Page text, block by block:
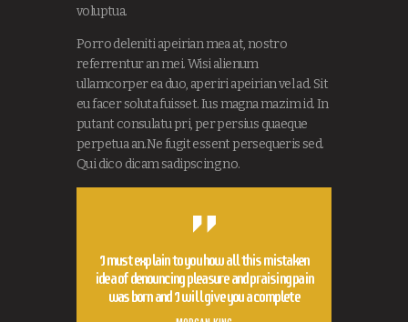
voluptua.
Porro deleniti apeirian mea at, nostro
referrentur an mei. Wisi alienum
ullamcorper ea duo, aperiri apeirian vel ad. Sit
eu facer soluta fuisset. Ius magna mazim id. In
putant consulatu pri, per persius quaeque
perpetua an.Ne fugit essent persequeris sed.
Qui dico dicam sadipscing no.
I must explain to you how all this mistaken
idea of denouncing pleasure and praising pain
was born and I will give you a complete